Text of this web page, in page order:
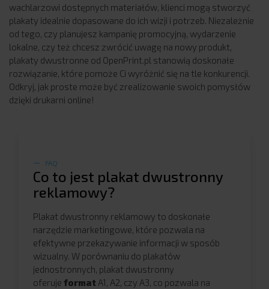
wachlarzowi dostępnych materiałów, klienci mogą stworzyć
plakaty idealnie dopasowane do ich wizji i potrzeb. Niezależnie
od tego, czy planujesz kampanię promocyjną, wydarzenie
lokalne, czy też chcesz zwrócić uwagę na nowy produkt,
plakaty dwustronne od OpenPrint.pl stanowią doskonałe
rozwiązanie, które pomoże Ci wyróżnić się na tle konkurencji.
Odkryj, jak proste może być zrealizowanie swoich pomysłów
dzięki drukarni online!
FAQ
Co to jest plakat dwustronny
reklamowy?
Plakat dwustronny reklamowy to doskonałe
narzędzie marketingowe, które pozwala na
efektywne przekazywanie informacji w sposób
wizualny. W porównaniu do plakatów
jednostronnych, plakat dwustronny
oferuje format A1, A2, czy A3, co pozwala na